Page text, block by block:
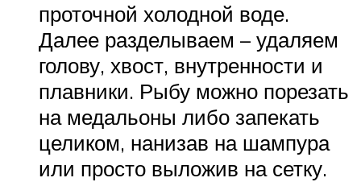
проточной холодной воде.
Далее разделываем – удаляем
голову, хвост, внутренности и
плавники. Рыбу можно порезать
на медальоны либо запекать
целиком, нанизав на шампура
или просто выложив на сетку.